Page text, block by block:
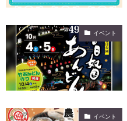
イベント
イベント